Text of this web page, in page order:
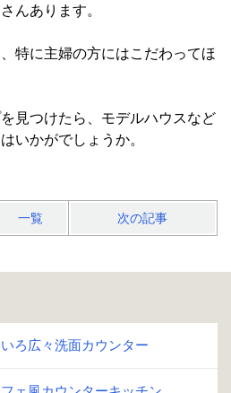
んあります。
特に主婦の方にはこだわってほ
見つけたら、モデルハウスなど
いかがでしょうか。
一覧 次の記事
ろ広々洗面カウンター